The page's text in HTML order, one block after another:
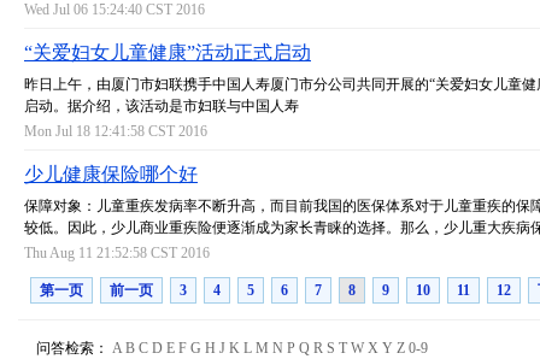
Wed Jul 06 15:24:40 CST 2016
“关爱妇女儿童健康”活动正式启动
昨日上午，由厦门市妇联携手中国人寿厦门市分公司共同开展的“关爱妇女儿童健
启动。据介绍，该活动是市妇联与中国人寿
Mon Jul 18 12:41:58 CST 2016
少儿健康保险哪个好
保障对象：儿童重疾发病率不断升高，而目前我国的医保体系对于儿童重疾的保
较低。因此，少儿商业重疾险便逐渐成为家长青睐的选择。那么，少儿重大疾病
Thu Aug 11 21:52:58 CST 2016
第一页 前一页 3 4 5 6 7 8 9 10 11 12
问答检索： A B C D E F G H J K L M N P Q R S T W X Y Z 0-9